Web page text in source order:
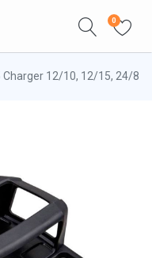
0
Charger 12/10, 12/15, 24/8